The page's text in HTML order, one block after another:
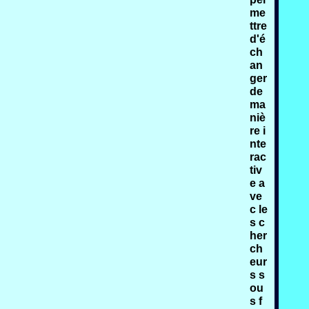
me
ttre
d'é
ch
an
ger
de
ma
niè
re i
nte
rac
tiv
e a
ve
c le
s c
her
ch
eur
s s
ou
s f